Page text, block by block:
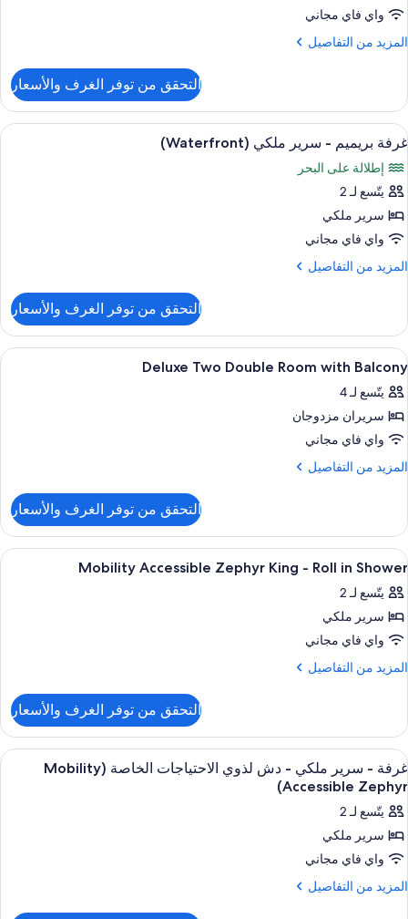
ديلوكس
-
-
بشرفة
واي فاي مجاني
المزيد من التفاصيل
المزيد
غرفة
ديلوكس
-
سرير
ملكي
التحقق من توفر الغرف والأسعار
استعراض
جميع
صور
غرفة
بريميم
-
سرير
ملكي
أغطية فراش متميزة وأسرّة بطبقة علوية
6
غرفة بريميم - سرير ملكي (Waterfront)
إطلالة على البحر
يتّسع لـ 2
سرير ملكي
واي فاي مجاني
المزيد من التفاصيل
المزيد
غرفة
بريميم
-
سرير
ملكي
التحقق من توفر الغرف والأسعار
استعراض
جميع
صور
Deluxe
Two
Double
Balcony
أغطية فراش متميزة وأسرّة بطبقة علوية
4
Deluxe Two Double Room with Balcony
يتّسع لـ 4
سريران مزدوجان
واي فاي مجاني
المزيد من التفاصيل
المزيد
Deluxe
Two
Double
with
Balcony
التحقق من توفر الغرف والأسعار
استعراض
جميع
صور
Mobility
Accessible
Zephyr
Roll
in
Shower
أغطية فراش متميزة وأسرّة بطبقة علوية
5
Mobility Accessible Zephyr King - Roll in Shower
يتّسع لـ 2
سرير ملكي
واي فاي مجاني
المزيد من التفاصيل
المزيد
Mobility
Accessible
Zephyr
King
Roll
in
Shower
التحقق من توفر الغرف والأسعار
استعراض
جميع
صور
غرفة
-
سرير
ملكي
أغطية فراش متميزة وأسرّة بطبقة علوية
5
غرفة - سرير ملكي - دش لذوي الاحتياجات الخاصة (Mobility
Accessible Zephyr)
يتّسع لـ 2
سرير ملكي
واي فاي مجاني
المزيد من التفاصيل
المزيد